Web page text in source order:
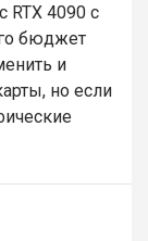
RTX 4090 с
бюджет
и
но если